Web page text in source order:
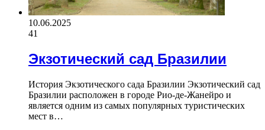
10.06.2025
41
Экзотический сад Бразилии
История Экзотического сада Бразилии Экзотический сад
Бразилии расположен в городе Рио-де-Жанейро и
является одним из самых популярных туристических
мест в…